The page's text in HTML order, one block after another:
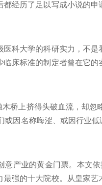
经历了足以写成小说的申
全球最优秀的申请者都寝
编辑一起来看看详细名单吧
科大学的科研实力，不
床标准的制定者曾在它的
临床医学顶刊论文发表量
中榜编辑一起来看看详细名
桥上挤得头破血流，却忽
因名称晦涩、或因行业
少有人走的路上，竞争更
意产业的黄金门票。本
强的十大院校。从皇家艺